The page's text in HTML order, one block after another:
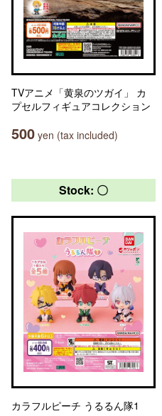
TVアニメ「黄泉のツガイ」 カ
プセルフィギュアコレクション
500 yen (tax included)
Stock: 〇
カラフルピーチ うるるん隊1